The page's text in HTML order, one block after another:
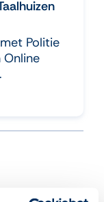
Politie